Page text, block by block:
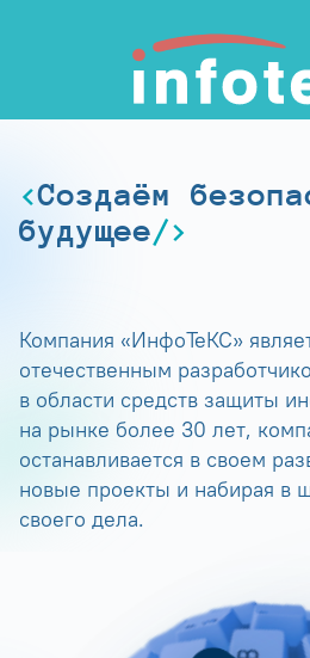
Создаём
будущее
Компания «ИнфоТеКС»
отечественным
в области средств защиты
на рынке более 30 лет,
останавливается в своем
новые проекты и набирая в
своего дела.